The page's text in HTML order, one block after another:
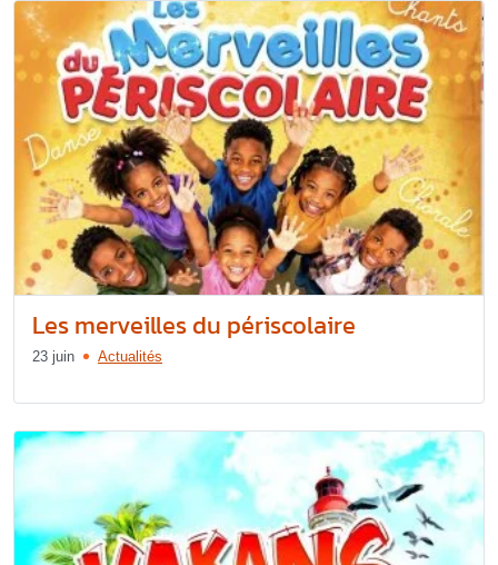
Les merveilles du périscolaire
23 juin Actualités